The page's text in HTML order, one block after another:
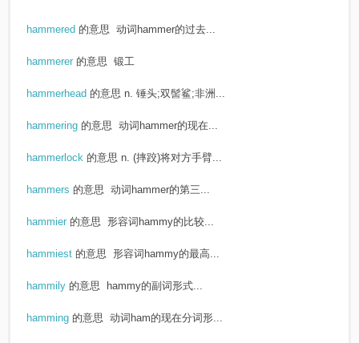
hammered 的意思 动词hammer的过去...
hammerer 的意思 锻工
hammerhead 的意思 n. 锤头;双髻鲨;非洲...
hammering 的意思 动词hammer的现在...
hammerlock 的意思 n. (摔跤)将对方手臂...
hammers 的意思 动词hammer的第三...
hammier 的意思 形容词hammy的比较...
hammiest 的意思 形容词hammy的最高...
hammily 的意思 hammy的副词形式...
hamming 的意思 动词ham的现在分词形...